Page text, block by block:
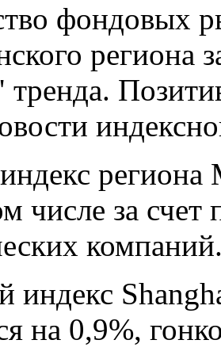
фондовых
региона
тренда.
региона
числе за
индекс
на 0,9%,